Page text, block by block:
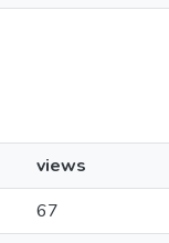
views
67